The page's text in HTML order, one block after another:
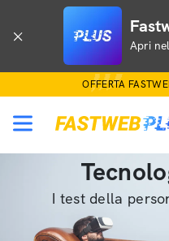
Apri
OFFERTA
I test della